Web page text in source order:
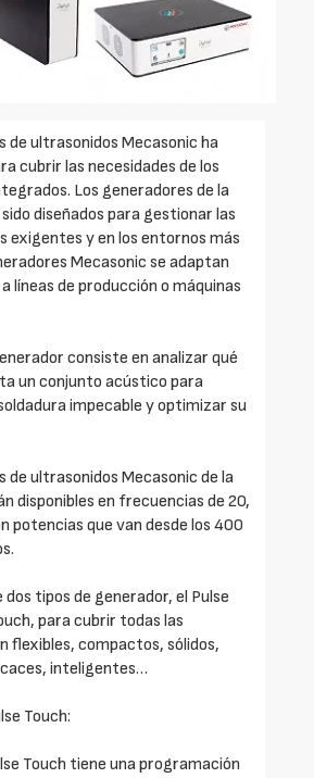
de ultrasonidos Mecasonic ha
cubrir las necesidades de los
Los generadores de la
diseñados para gestionar las
exigentes y en los entornos más
Mecasonic se adaptan
líneas de producción o máquinas
consiste en analizar qué
un conjunto acústico para
impecable y optimizar su
de ultrasonidos Mecasonic de la
disponibles en frecuencias de 20,
potencias que van desde los 400
tipos de generador, el Pulse
para cubrir todas las
flexibles, compactos, sólidos,
inteligentes…
Touch:
Touch tiene una programación